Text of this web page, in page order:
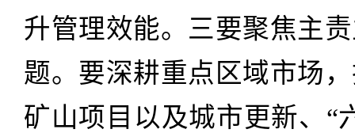
升管理效能。三要聚焦主
题。要深耕重点区域市场
矿山项目以及城市更新、“